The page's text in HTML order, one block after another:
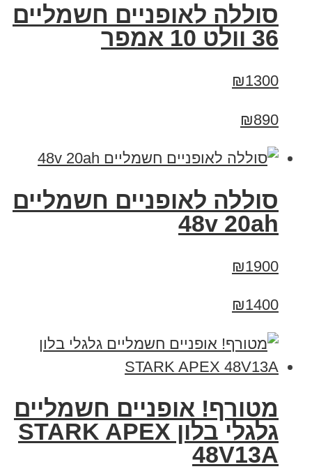
סוללה לאופניים חשמליים
36 וולט 10 אמפר
₪1300
₪890
סוללה לאופניים חשמליים
48v 20ah
₪1900
₪1400
מטורף! אופניים חשמליים
גלגלי בלון STARK APEX
48V13A